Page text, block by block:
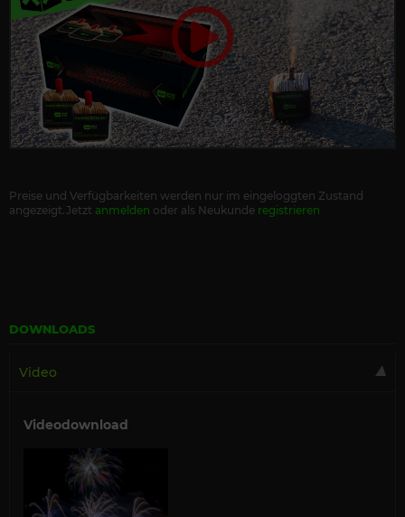
Preise und Verfügbarkeiten werden nur im eingeloggten Zustand
angezeigt.Jetzt anmelden oder als Neukunde registrieren
DOWNLOADS
Video
Videodownload